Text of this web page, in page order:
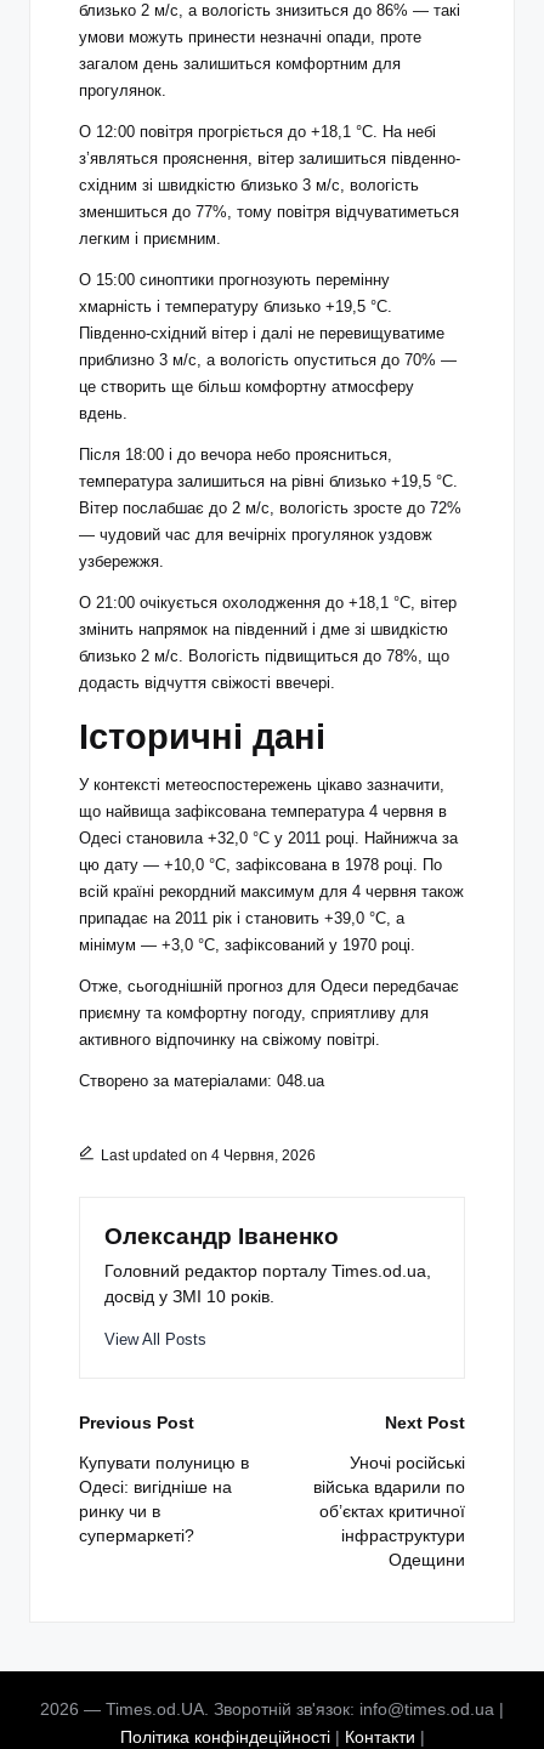
близько 2 м/с, а вологість знизиться до 86% — такі
умови можуть принести незначні опади, проте
загалом день залишиться комфортним для
прогулянок.
О 12:00 повітря прогріється до +18,1 °С. На небі
з’являться прояснення, вітер залишиться південно-
східним зі швидкістю близько 3 м/с, вологість
зменшиться до 77%, тому повітря відчуватиметься
легким і приємним.
О 15:00 синоптики прогнозують перемінну
хмарність і температуру близько +19,5 °С.
Південно-східний вітер і далі не перевищуватиме
приблизно 3 м/с, а вологість опуститься до 70% —
це створить ще більш комфортну атмосферу
вдень.
Після 18:00 і до вечора небо проясниться,
температура залишиться на рівні близько +19,5 °С.
Вітер послабшає до 2 м/с, вологість зросте до 72%
— чудовий час для вечірніх прогулянок уздовж
узбережжя.
О 21:00 очікується охолодження до +18,1 °С, вітер
змінить напрямок на південний і дме зі швидкістю
близько 2 м/с. Вологість підвищиться до 78%, що
додасть відчуття свіжості ввечері.
Історичні дані
У контексті метеоспостережень цікаво зазначити,
що найвища зафіксована температура 4 червня в
Одесі становила +32,0 °С у 2011 році. Найнижча за
цю дату — +10,0 °С, зафіксована в 1978 році. По
всій країні рекордний максимум для 4 червня також
припадає на 2011 рік і становить +39,0 °С, а
мінімум — +3,0 °С, зафіксований у 1970 році.
Отже, сьогоднішній прогноз для Одеси передбачає
приємну та комфортну погоду, сприятливу для
активного відпочинку на свіжому повітрі.
Створено за матеріалами: 048.ua
Last updated on 4 Червня, 2026
Олександр Іваненко
Головний редактор порталу Times.od.ua,
досвід у ЗМІ 10 років.
View All Posts
Post
navigation
Previous Post
Купувати полуницю в
Одесі: вигідніше на
ринку чи в
супермаркеті?
Next Post
Уночі російські
війська вдарили по
об’єктах критичної
інфраструктури
Одещини
2026 — Times.od.UA. Зворотній зв'язок: info@times.od.ua |
Політика конфіндеційності| Контакти